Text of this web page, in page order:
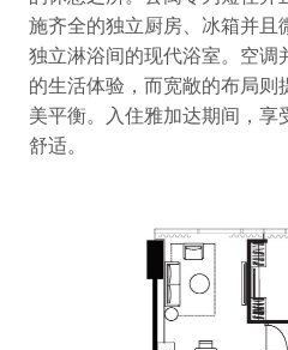
施齐全的独立厨房、冰箱并且
独立淋浴间的现代浴室。空调
的生活体验，而宽敞的布局
美平衡。入住雅加达期间，
舒适。